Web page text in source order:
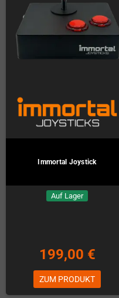
Immortal Joystick
Auf Lager
199,00 €
ZUM PRODUKT